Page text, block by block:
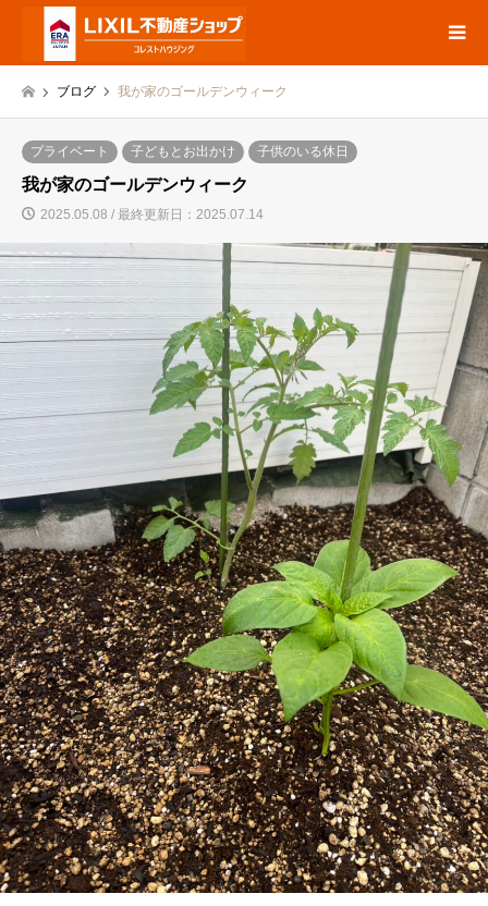
ブログ 我が家のゴールデンウィーク
プライベート 子どもとお出かけ 子供のいる休日
我が家のゴールデンウィーク
2025.05.08 / 最終更新日：2025.07.14